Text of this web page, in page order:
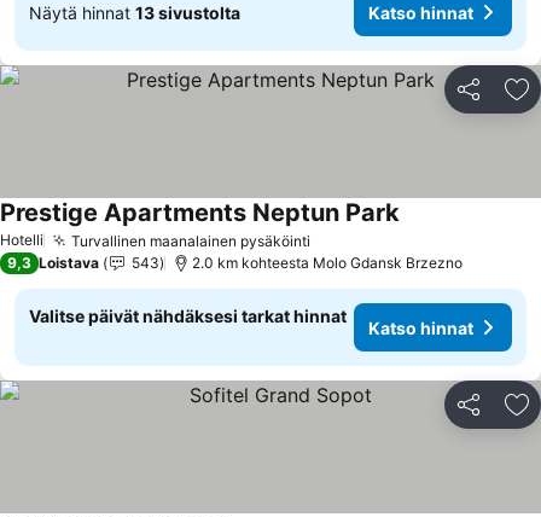
Näytä hinnat 13 sivustolta Katso hinnat
Jaa
Hotelli Turvallinen maanalainen pysäköinti
Prestige Apartments Neptun ParkKatso hinnat
9,3 Loistava 543 2.0 km kohteesta Molo Gdansk Brzezno
Valitse päivät nähdäksesi tarkat hinnat
Katso hinnat
Jaa